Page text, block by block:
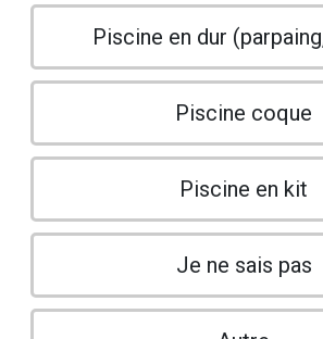
Piscine en dur
Piscine coque
Piscine en kit
Je ne sais pas